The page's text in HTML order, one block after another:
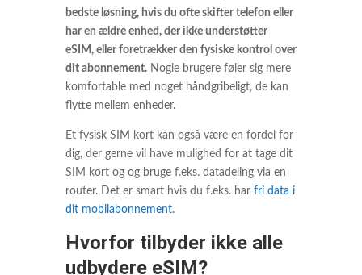
bedste løsning, hvis du ofte skifter telefon eller
har en ældre enhed, der ikke understøtter
eSIM, eller foretrækker den fysiske kontrol over
dit abonnement.Nogle brugere føler sig mere
komfortable med noget håndgribeligt, de kan
flytte mellem enheder.
Et fysisk SIM kort kan også være en fordel for
dig, der gerne vil have mulighed for at tage dit
SIM kort og og bruge f.eks. datadeling via en
router. Det er smart hvis du f.eks. har fri data i
dit mobilabonnement.
Hvorfor tilbyder ikke alle
udbydere eSIM?